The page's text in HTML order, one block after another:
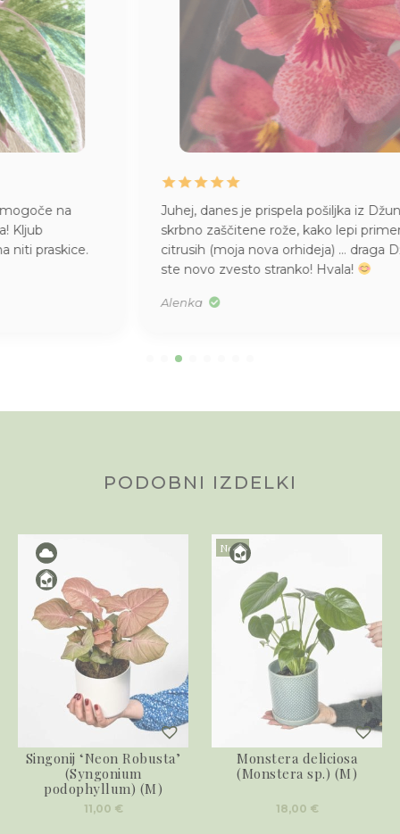
Juhej, danes je prispela pošiljka iz Džungle
. Kako
skrbno zaščitene rože, kako lepi primerki, kakšen vonj po
citrusih (moja nova orhideja) … draga Džungla, pridobili
ste novo zvesto stranko! Hvala!
PODOBNI IZDELKI
Singonij ‘Neon Robusta’
(Syngonium
podophyllum) (M)
11,00 €
Novo
Monstera deliciosa
(Monstera sp.) (M)
18,00 €